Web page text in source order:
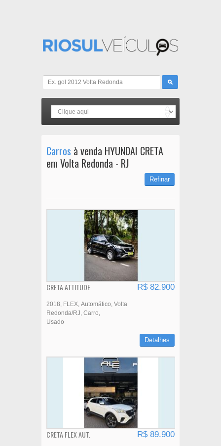
Carros à venda HYUNDAI CRETA
em Volta Redonda - RJ
Refinar
CRETA ATTITUDE R$ 82.900
2018 FLEX Automático Volta
Redonda/RJ Carro
Usado
Detalhes
CRETA FLEX AUT. R$ 89.900